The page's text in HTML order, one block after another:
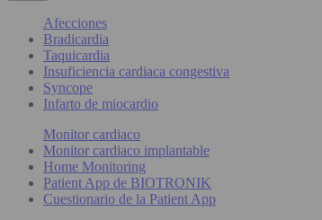
Afecciones
Bradicardia
Taquicardia
Insuficiencia cardiaca congestiva
Syncope
Infarto de miocardio
Monitor cardiaco
Monitor cardiaco implantable
Home Monitoring
Patient App de BIOTRONIK
Cuestionario de la Patient App